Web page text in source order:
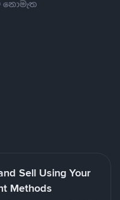
නොමැත
Sell Using Your
Methods